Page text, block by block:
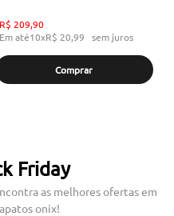
R$ 209,90
Em até10xR$ 20,99 sem juros
Comprar
Friday
as melhores ofertas em
onix!